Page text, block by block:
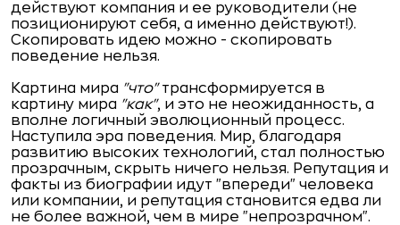
действуют компания и ее руководители (не
позиционируют себя, а именно действуют!).
Скопировать идею можно - скопировать
поведение нельзя.
Картина мира "что"трансформируется в
картину мира "как", и это не неожиданность, а
вполне логичный эволюционный процесс.
Наступила эра поведения. Мир, благодаря
развитию высоких технологий, стал полностью
прозрачным, скрыть ничего нельзя. Репутация и
факты из биографии идут "впереди" человека
или компании, и репутация становится едва ли
не более важной, чем в мире "непрозрачном".